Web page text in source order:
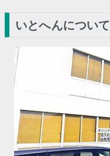
いとへんについて